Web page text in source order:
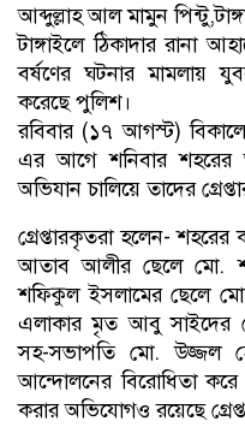
আব্দুল্লাহ আল মামুন
টাঙ্গাইলে ঠিকাদার রানা
বর্ষণের ঘটনার মামলায়
করেছে পুলিশ।
রবিবার (১৭ আগস্ট)
এর আগে শনিবার শহরের
অভিযান চালিয়ে তাদের
গ্রেপ্তারকৃতরা হলেন- শহরের
আতাব আলীর ছেলে মো.
শফিকুল ইসলামের ছেলে
এলাকার মৃত আবু সাইদের
সহ-সভাপতি মো. উজ্জল
আন্দোলনের বিরোধিতা
করার অভিযোগও রয়েছে